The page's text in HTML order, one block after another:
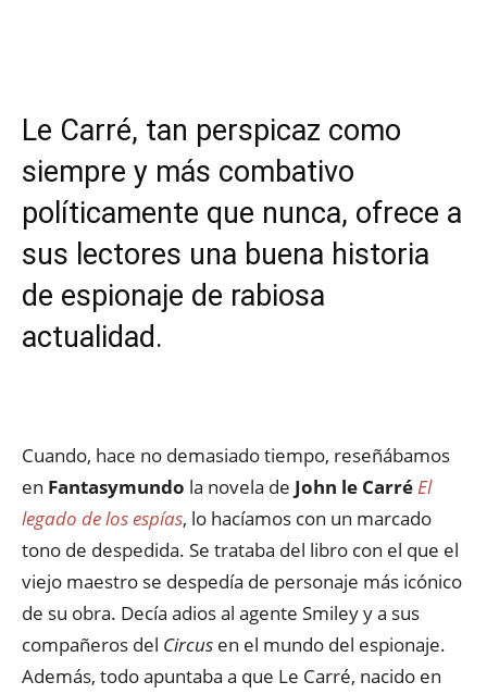
Le Carré, tan perspicaz como
siempre y más combativo
políticamente que nunca, ofrece a
sus lectores una buena historia
de espionaje de rabiosa
actualidad.
Cuando, hace no demasiado tiempo, reseñábamos
en Fantasymundo la novela de John le CarréEl
legado de los espías, lo hacíamos con un marcado
tono de despedida. Se trataba del libro con el que el
viejo maestro se despedía de personaje más icónico
de su obra. Decía adios al agente Smiley y a sus
compañeros del Circus en el mundo del espionaje.
Además, todo apuntaba a que Le Carré, nacido en